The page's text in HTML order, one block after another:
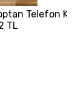
Telefon
TL